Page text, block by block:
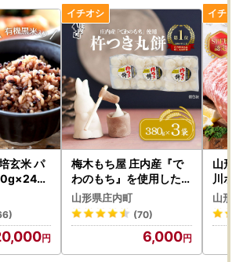
場合もございます。あらかじめご了承願い
については、返礼品ページでご確認いただ
問い合わせください。
例申請の取扱いについて
ップ特例を希望された方には領収書と一緒
例申請書をお送りいたします。
翌年の1月10日までに、確認書類を添付し
着するように郵送にてお送りください
提出し、確認書類の不備等で受付ができな
います。
により受付をできない場合は、受付をせず
します。
申請書について
玄米 パ
個
ダイエ
防災 簡
だけ 湯
ごはん
梅木もち屋 庄内産『で
わのもち』を使用した杵
つき餅 380g×3袋 柔ら
かくよく伸びる 丸もち
お雑煮 正月 丸餅 おもち
個包装 6000円 6千円
山形県庄内町
(70)
6,000
山形
川ポ
4kg
肉 冷
山形